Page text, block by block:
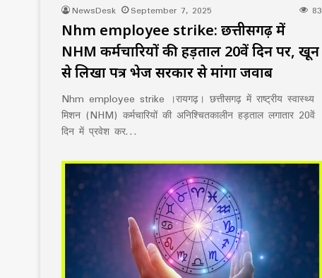
NewsDesk September 7, 2025 83
Nhm employee strike: छत्तीसगढ़ में
NHM कर्मचारियों की हड़ताल 20वें दिन पर, खून
से लिखा पत्र भेज सरकार से मांगा जवाब
Nhm employee strike ।रायगढ़। छत्तीसगढ़ में राष्ट्रीय स्वास्थ्य
मिशन (NHM) कर्मचारियों की अनिश्चितकालीन हड़ताल लगातार 20वें
दिन में प्रवेश कर…